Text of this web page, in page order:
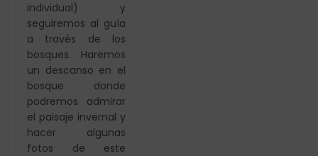
individual) y
seguiremos al guía
a través de los
bosques. Haremos
un descanso en el
bosque donde
podremos admirar
el paisaje invernal y
hacer algunas
fotos de este